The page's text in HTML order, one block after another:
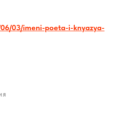
03/imeni-poeta-i-knyazya-